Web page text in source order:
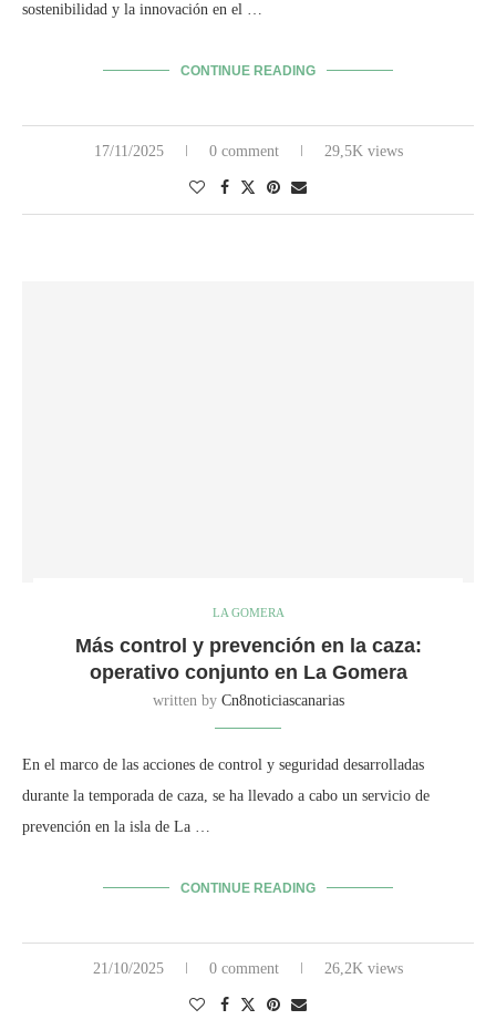
sostenibilidad y la innovación en el …
CONTINUE READING
17/11/2025 0 comment 29,5K views
LA GOMERA
Más control y prevención en la caza:
operativo conjunto en La Gomera
written by Cn8noticiascanarias
En el marco de las acciones de control y seguridad desarrolladas
durante la temporada de caza, se ha llevado a cabo un servicio de
prevención en la isla de La …
CONTINUE READING
21/10/2025 0 comment 26,2K views